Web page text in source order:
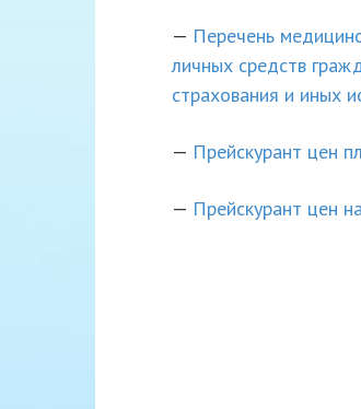
— Перечень
личных средств
страхования и иных
— Прейскурант цен
— Прейскурант цен